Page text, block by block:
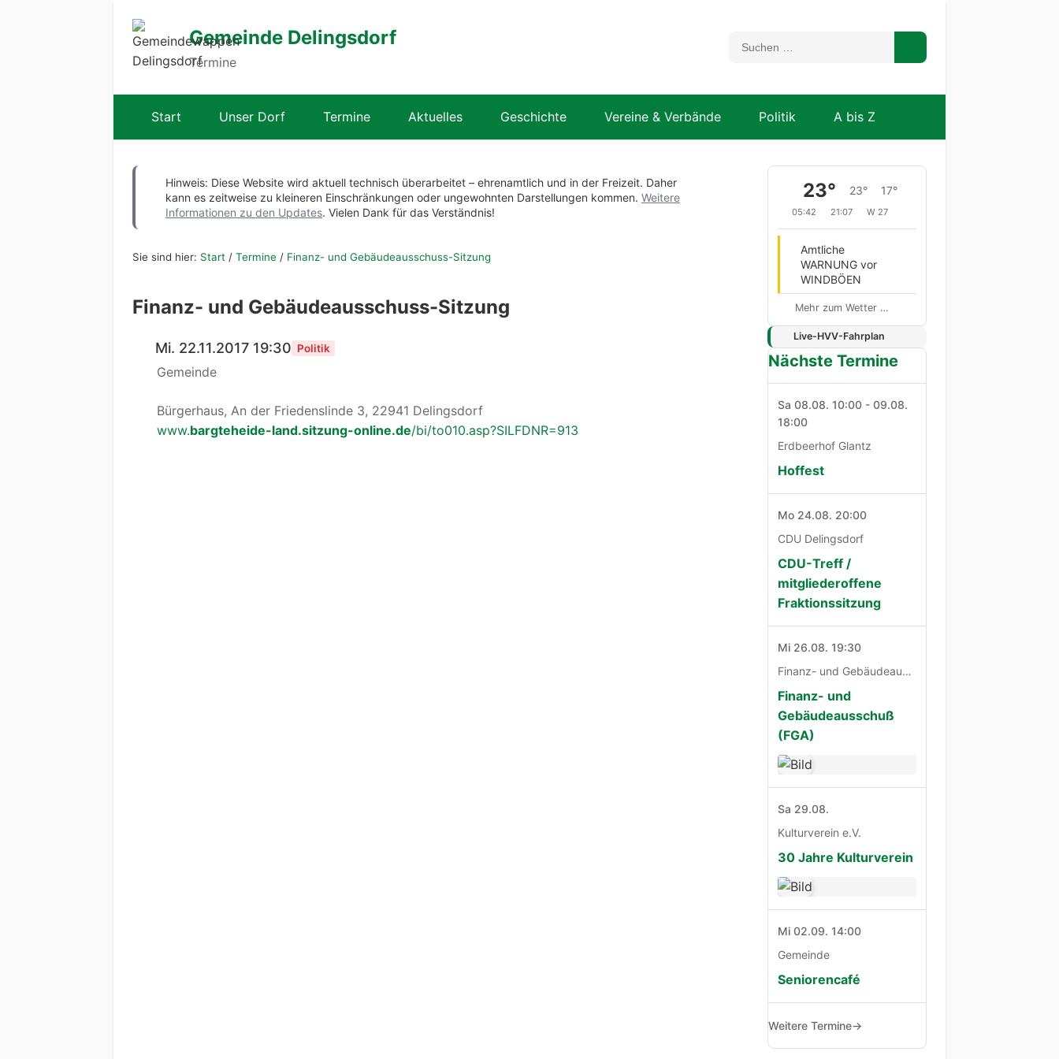
Gemeinde Delingsdorf
Termine
Start Unser Dorf Termine Aktuelles Geschichte Vereine & Verbände Politik A bis Z
Hinweis: Diese Website wird aktuell technisch überarbeitet – ehrenamtlich und in der Freizeit. Daher
kann es zeitweise zu kleineren Einschränkungen oder ungewohnten Darstellungen kommen. Weitere
Informationen zu den Updates. Vielen Dank für das Verständnis!
Sie sind hier: Start / Termine / Finanz- und Gebäudeausschuss-Sitzung
Finanz- und Gebäudeausschuss-Sitzung
Mi. 22.11.2017 19:30 Politik
Gemeinde
Bürgerhaus, An der Friedenslinde 3, 22941 Delingsdorf
www.bargteheide-land.sitzung-online.de/bi/to010.asp?SILFDNR=913
23° 23° 17°
05:42 21:07 W 27
Amtliche
WARNUNG vor
WINDBÖEN
Mehr zum Wetter …
Live-HVV-Fahrplan
Nächste Termine
Sa 08.08. 10:00 - 09.08.
18:00
Erdbeerhof Glantz
Hoffest
Mo 24.08. 20:00
CDU Delingsdorf
CDU-Treff /
mitgliederoffene
Fraktionssitzung
Mi 26.08. 19:30
Finanz- und Gebäudeausschuß
Finanz- und
Gebäudeausschuß
(FGA)
Sa 29.08.
Kulturverein e.V.
30 Jahre Kulturverein
Mi 02.09. 14:00
Gemeinde
Seniorencafé
Weitere Termine→